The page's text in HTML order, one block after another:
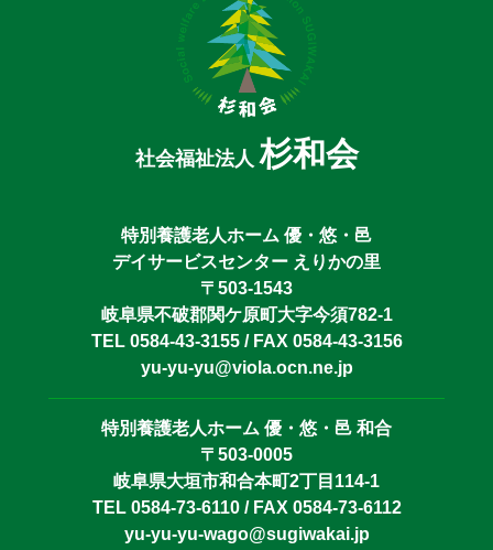
社会福祉法人杉和会
特別養護老人ホーム 優・悠・邑
デイサービスセンター えりかの里
〒503-1543
岐阜県不破郡関ケ原町大字今須782-1
TEL 0584-43-3155 / FAX 0584-43-3156
yu-yu-yu@viola.ocn.ne.jp
特別養護老人ホーム 優・悠・邑 和合
〒503-0005
岐阜県大垣市和合本町2丁目114-1
TEL 0584-73-6110 / FAX 0584-73-6112
yu-yu-yu-wago@sugiwakai.jp